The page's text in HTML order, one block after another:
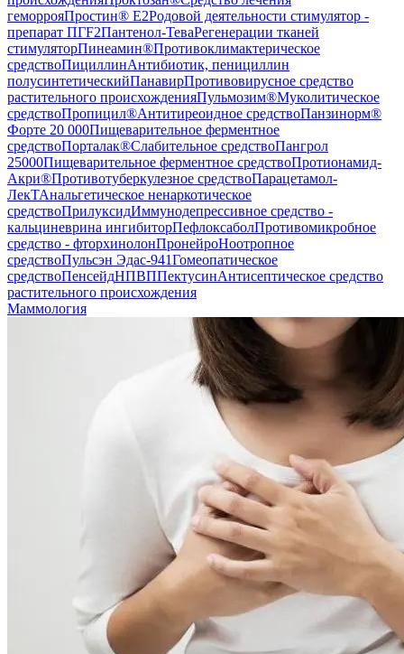
геморрояПростин® E2Родовой деятельности стимулятор -
препарат ПГF2Пантенол-ТеваРегенерации тканей
стимуляторПинеамин®Противоклимактерическое
средствоПициллинАнтибиотик, пенициллин
полусинтетическийПанавирПротивовирусное средство
растительного происхожденияПульмозим®Муколитическое
средствоПропицил®Антитиреоидное средствоПанзинорм®
Форте 20 000Пищеварительное ферментное
средствоПорталак®Слабительное средствоПангрол
25000Пищеварительное ферментное средствоПротионамид-
Акри®Противотуберкулезное средствоПарацетамол-
ЛекТАнальгетическое ненаркотическое
средствоПрилуксидИммунодепрессивное средство -
кальциневрина ингибиторПефлоксаболПротивомикробное
средство - фторхинолонПронейроНоотропное
средствоПульсэн Эдас-941Гомеопатическое
средствоПенсейдНПВППектусинАнтисептическое средство
растительного происхождения
Маммология